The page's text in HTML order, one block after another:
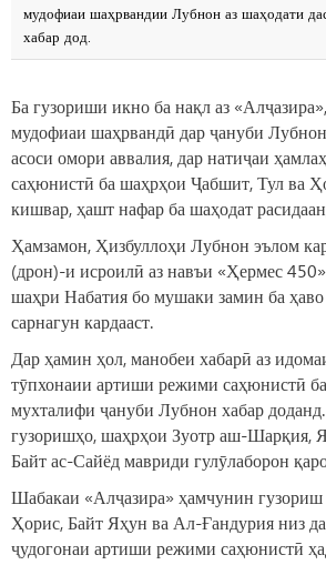
мудофиаи шаҳрвандии Лубнон аз шаҳодати
хабар дод.
Ба гузориши икно ба нақл аз
мудофиаи шаҳрвандӣ дар ҷануби
асоси омори аввалия, дар натиҷаи
саҳюнистӣ ба шаҳрҳои Ҷабшит, Тул ва
кишвар, ҳашт нафар ба шаҳодат
Ҳамзамон, Ҳизбуллоҳи Лубнон эълом
(дрон)-и исроилӣ аз навъи «Ҳермес
шаҳри Набатия бо мушаки замин ба ҳаво
сарнагун кардааст.
Дар ҳамин ҳол, манобеи хабарӣ аз
тӯпхонаии артиши режими саҳюнистӣ
мухталифи ҷануби Лубнон хабар
гузоришҳо, шаҳрҳои Зуотр аш-
Байт ас-Сайёд мавриди гулӯлаборон
Шабакаи «Алҷазира» ҳамчунин
Ҳорис, Байт Яҳун ва Ал-Ғандурия низ
ҷудогонаи артиши режими саҳюнистӣ